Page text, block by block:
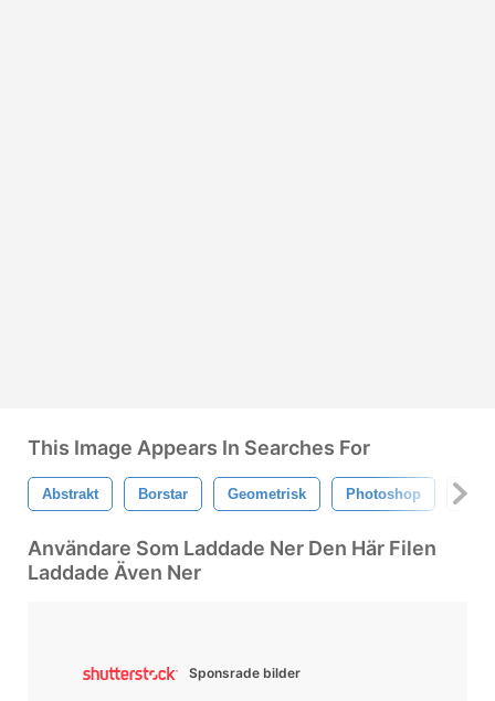
This Image Appears In Searches For
Abstrakt Borstar Geometrisk Photoshop
Användare Som Laddade Ner Den Här Filen
Laddade Även Ner
Sponsrade bilder